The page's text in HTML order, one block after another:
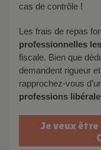
cas de contrôle !
Les frais de repas
professionnelles
fiscale. Bien que
demandent rigueur
rapprochez-vous
professions
Je veux